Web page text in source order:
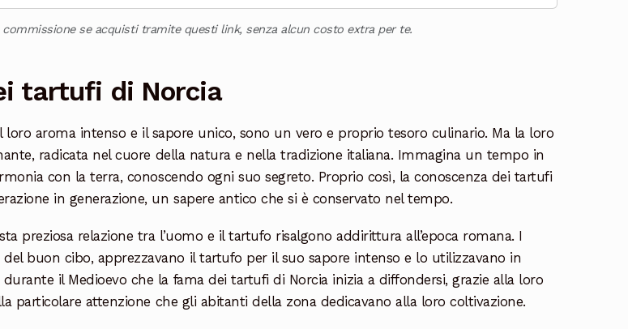
se acquisti tramite questi link, senza alcun costo extra per te.
tartufi di Norcia
loro aroma intenso e il sapore unico, sono un vero e proprio tesoro culinario. Ma la loro
radicata nel cuore della natura e nella tradizione italiana. Immagina un tempo in
con la terra, conoscendo ogni suo segreto. Proprio così, la conoscenza dei tartufi
in generazione, un sapere antico che si è conservato nel tempo.
preziosa relazione tra l’uomo e il tartufo risalgono addirittura all’epoca romana. I
buon cibo, apprezzavano il tartufo per il suo sapore intenso e lo utilizzavano in
il Medioevo che la fama dei tartufi di Norcia inizia a diffondersi, grazie alla loro
particolare attenzione che gli abitanti della zona dedicavano alla loro coltivazione.